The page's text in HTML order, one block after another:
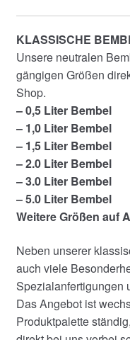
KLASSISCHE
Unsere neutralen
gängigen Größen
Shop.
– 0,5 Liter Bembel
– 1,0 Liter Bembel
– 1,5 Liter Bembel
– 2.0 Liter Bembel
– 3.0 Liter Bembel
– 5.0 Liter Bembel
Weitere Größen auf
Neben unserer
auch viele
Spezialanfertigungen
Das Angebot ist
Produktpalette